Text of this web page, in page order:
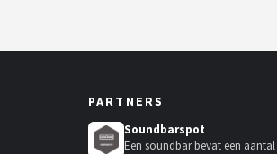
PARTNERS
Soundbarspot
Een soundbar bevat een